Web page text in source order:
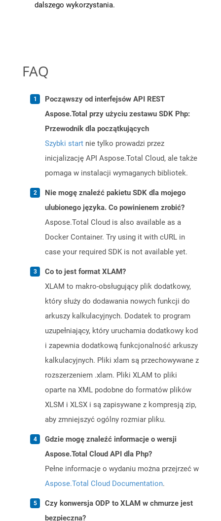
dalszego wykorzystania.
FAQ
Począwszy od interfejsów API REST
Aspose.Total przy użyciu zestawu SDK Php:
Przewodnik dla początkujących
Szybki start nie tylko prowadzi przez
inicjalizację API Aspose.Total Cloud, ale także
pomaga w instalacji wymaganych bibliotek.
Nie mogę znaleźć pakietu SDK dla mojego
ulubionego języka. Co powinienem zrobić?
Aspose.Total Cloud is also available as a
Docker Container. Try using it with cURL in
case your required SDK is not available yet.
Co to jest format XLAM?
XLAM to makro-obsługujący plik dodatkowy,
który służy do dodawania nowych funkcji do
arkuszy kalkulacyjnych. Dodatek to program
uzupełniający, który uruchamia dodatkowy kod
i zapewnia dodatkową funkcjonalność arkuszy
kalkulacyjnych. Pliki xlam są przechowywane z
rozszerzeniem .xlam. Pliki XLAM to pliki
oparte na XML podobne do formatów plików
XLSM i XLSX i są zapisywane z kompresją zip,
aby zmniejszyć ogólny rozmiar pliku.
Gdzie mogę znaleźć informacje o wersji
Aspose.Total Cloud API dla Php?
Pełne informacje o wydaniu można przejrzeć w
Aspose.Total Cloud Documentation.
Czy konwersja ODP to XLAM w chmurze jest
bezpieczna?